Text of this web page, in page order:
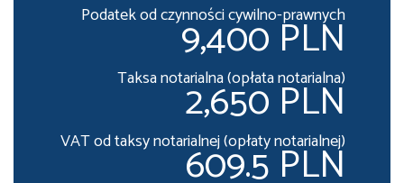
Podatek od czynności cywilno-prawnych
9,400 PLN
Taksa notarialna (opłata notarialna)
2,650 PLN
VAT od taksy notarialnej (opłaty notarialnej)
609.5 PLN